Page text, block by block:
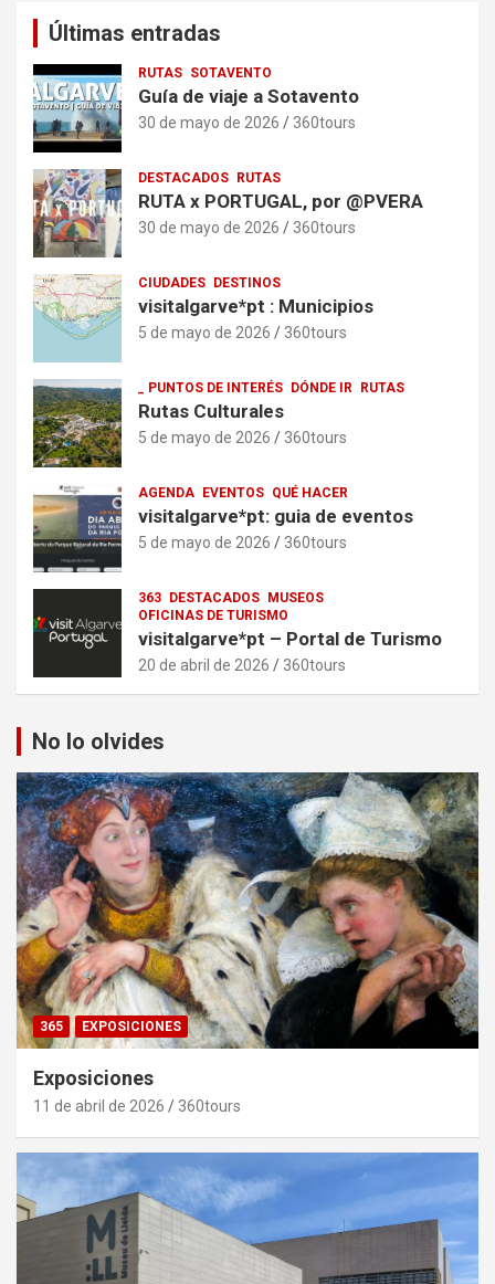
Últimas entradas
RUTAS SOTAVENTO
Guía de viaje a Sotavento
30 de mayo de 2026 360tours
DESTACADOS RUTAS
RUTA x PORTUGAL, por @PVERA
30 de mayo de 2026 360tours
CIUDADES DESTINOS
visitalgarve*pt : Municipios
5 de mayo de 2026 360tours
_ PUNTOS DE INTERÉS DÓNDE IR RUTAS
Rutas Culturales
5 de mayo de 2026 360tours
AGENDA EVENTOS QUÉ HACER
visitalgarve*pt: guia de eventos
5 de mayo de 2026 360tours
363 DESTACADOS MUSEOS
OFICINAS DE TURISMO
visitalgarve*pt – Portal de Turismo
20 de abril de 2026 360tours
No lo olvides
365 EXPOSICIONES
Exposiciones
11 de abril de 2026 360tours